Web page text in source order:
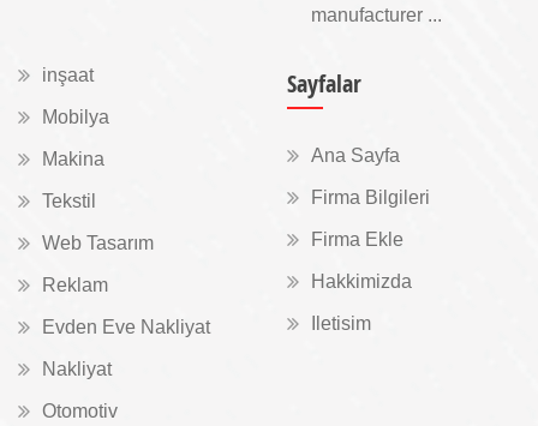
manufacturer ...
inşaat
Mobilya
Makina
Tekstil
Web Tasarım
Reklam
Evden Eve Nakliyat
Nakliyat
Otomotiv
Sayfalar
Ana Sayfa
Firma Bilgileri
Firma Ekle
Hakkimizda
Iletisim